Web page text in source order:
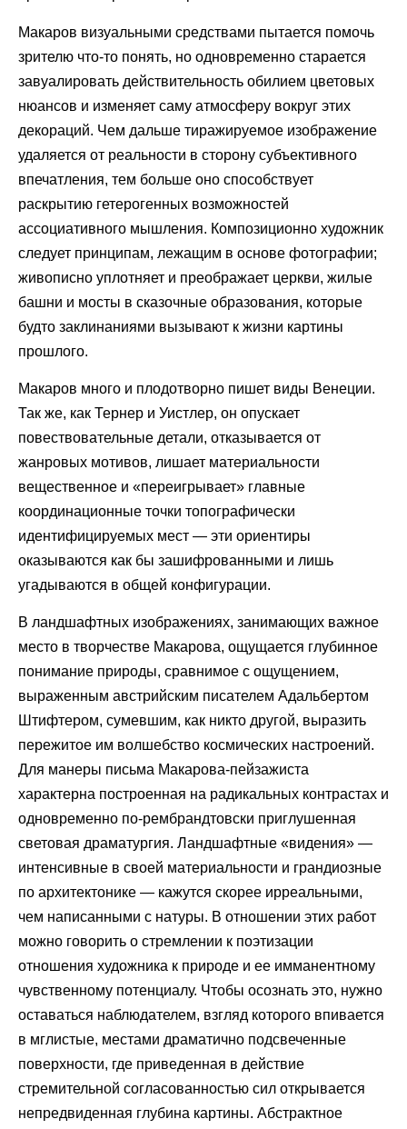
Макаров визуальными средствами пытается помочь
зрителю что-то понять, но одновременно старается
завуалировать действительность обилием цветовых
нюансов и изменяет саму атмосферу вокруг этих
декораций. Чем дальше тиражируемое изображение
удаляется от реальности в сторону субъективного
впечатления, тем больше оно способствует
раскрытию гетерогенных возможностей
ассоциативного мышления. Композиционно художник
следует принципам, лежащим в основе фотографии;
живописно уплотняет и преображает церкви, жилые
башни и мосты в сказочные образования, которые
будто заклинаниями вызывают к жизни картины
прошлого.
Макаров много и плодотворно пишет виды Венеции.
Так же, как Тернер и Уистлер, он опускает
повествовательные детали, отказывается от
жанровых мотивов, лишает материальности
вещественное и «переигрывает» главные
координационные точки топографически
идентифицируемых мест — эти ориентиры
оказываются как бы зашифрованными и лишь
угадываются в общей конфигурации.
В ландшафтных изображениях, занимающих важное
место в творчестве Макарова, ощущается глубинное
понимание природы, сравнимое с ощущением,
выраженным австрийским писателем Адальбертом
Штифтером, сумевшим, как никто другой, выразить
пережитое им волшебство космических настроений.
Для манеры письма Макарова-пейзажиста
характерна построенная на радикальных контрастах и
одновременно по-рембрандтовски приглушенная
световая драматургия. Ландшафтные «видения» —
интенсивные в своей материальности и грандиозные
по архитектонике — кажутся скорее ирреальными,
чем написанными с натуры. В отношении этих работ
можно говорить о стремлении к поэтизации
отношения художника к природе и ее имманентному
чувственному потенциалу. Чтобы осознать это, нужно
оставаться наблюдателем, взгляд которого впивается
в мглистые, местами драматично подсвеченные
поверхности, где приведенная в действие
стремительной согласованностью сил открывается
непредвиденная глубина картины. Абстрактное